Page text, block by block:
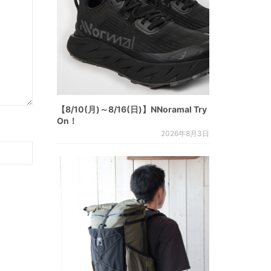
【8/10(月)～8/16(日)】NNoramal Try
On！
2026年8月3日